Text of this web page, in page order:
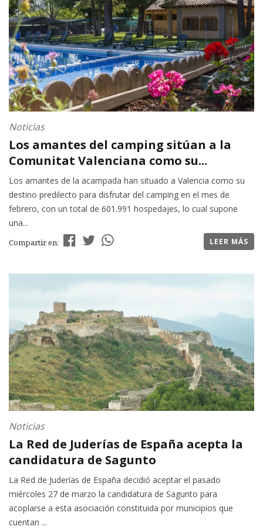
Noticias
Los amantes del camping sitúan a la
Comunitat Valenciana como su...
Los amantes de la acampada han situado a Valencia como su
destino predilecto para disfrutar del camping en el mes de
febrero, con un total de 601.991 hospedajes, lo cual supone
una...
Compartir en: LEER MÁS
Noticias
La Red de Juderías de España acepta la
candidatura de Sagunto
La Red de Juderías de España decidió aceptar el pasado
miércoles 27 de marzo la candidatura de Sagunto para
acoplarse a esta asociación constituida por municipios que
cuentan ...